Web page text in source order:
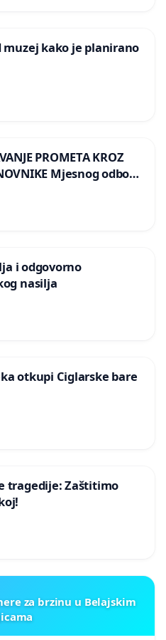
kako je planirano
PROMETA KROZ
Mjesnog odbora
i odgovorno
nasilja
otkupi Ciglarske bare
tragedije: Zaštitimo
za brzinu u Belajskim